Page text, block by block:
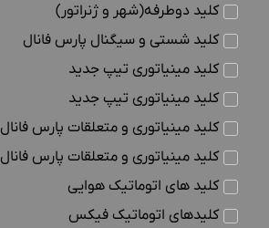
کلید دوطرفه(شهر و ژنراتور)
کلید شستی و سیگنال پارس فانال
کلید مینیاتوری تیپ جدید
کلید مینیاتوری تیپ جدید
کلید مینیاتوری و متعلقات پارس فانال
کلید مینیاتوری و متعلقات پارس فانال
کلید های اتوماتیک هوایی
کلیدهای اتوماتیک فیکس